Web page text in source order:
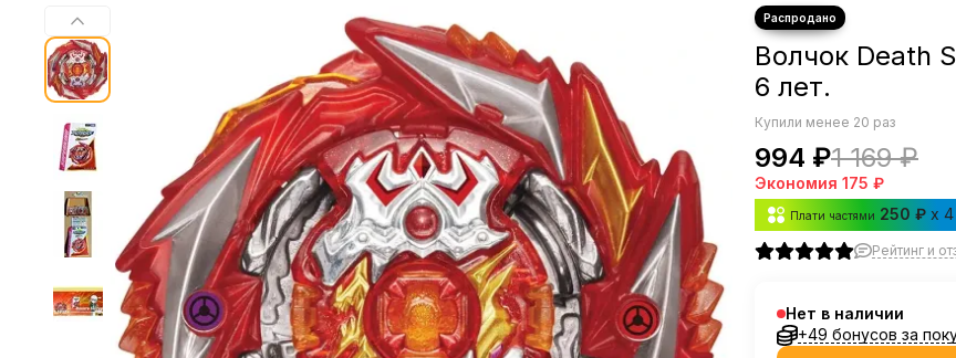
Волчок Death
6 лет.
Купили менее 20 раз
994 ₽1 169 ₽
Экономия 175 ₽
Плати частями 250 ₽ x 4
Рейтинг и
Нет в наличии
+49 бонусов за